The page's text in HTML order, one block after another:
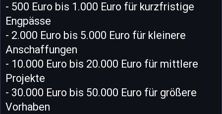
- 500 Euro bis 1.000 Euro für kurzfristige
Engpässe
- 2.000 Euro bis 5.000 Euro für kleinere
Anschaffungen
- 10.000 Euro bis 20.000 Euro für mittlere
Projekte
- 30.000 Euro bis 50.000 Euro für größere
Vorhaben